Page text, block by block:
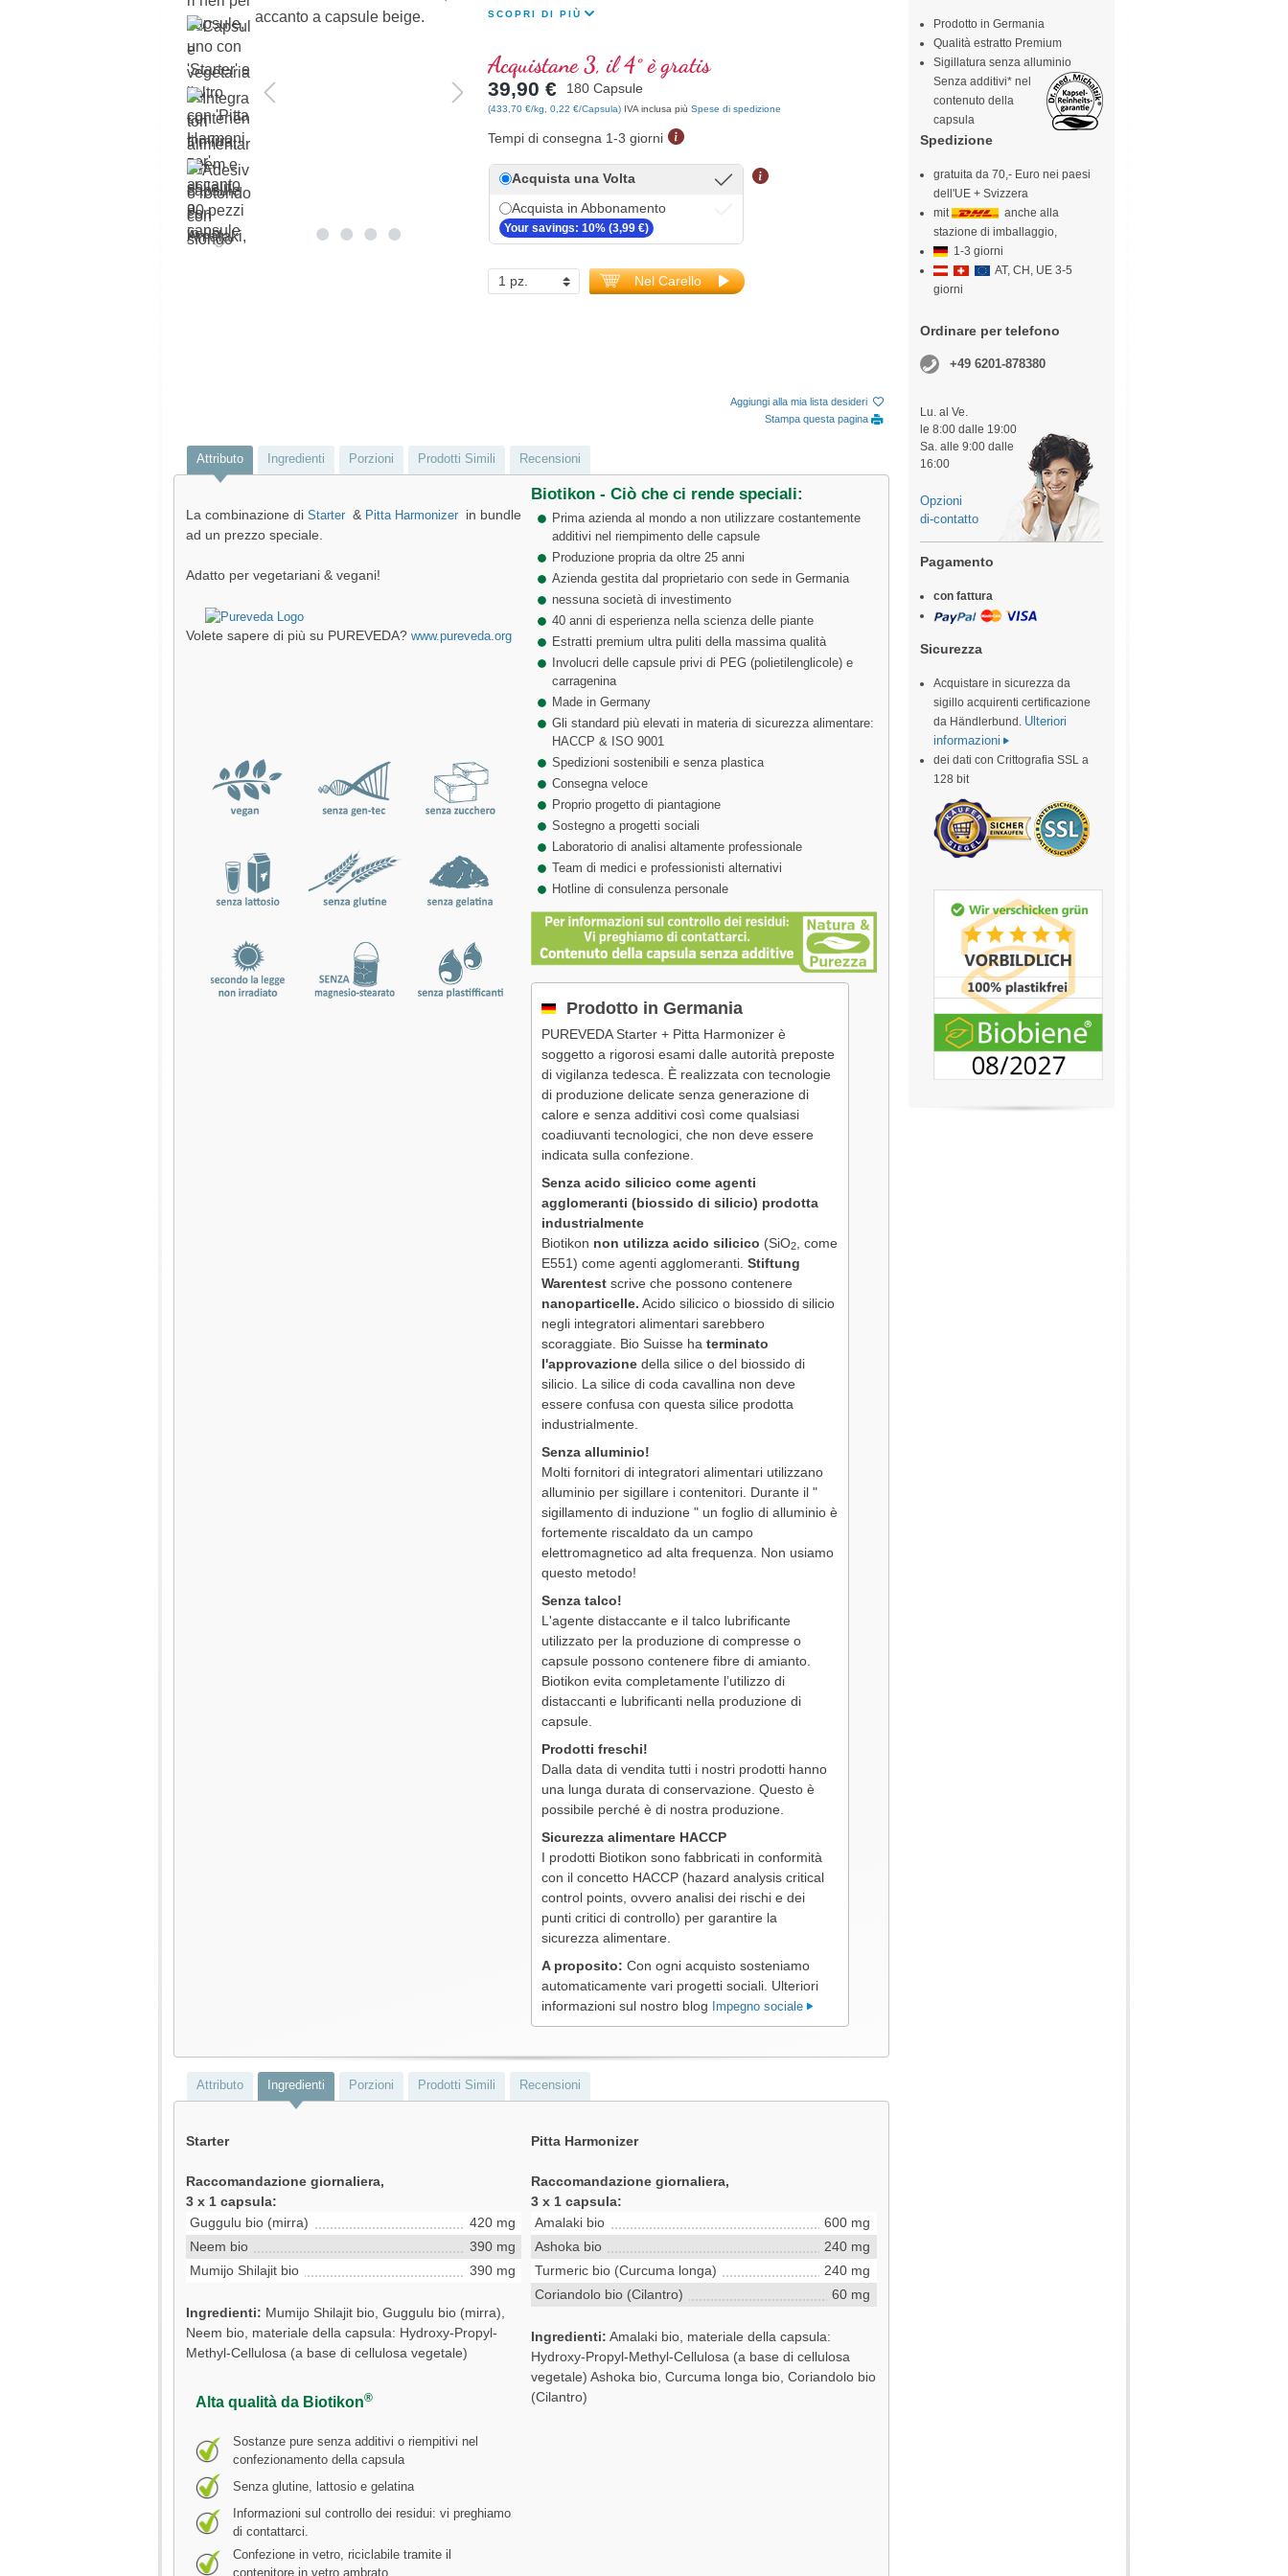
SCOPRI DI PIÙ
Acquistane 3, il 4° è gratis
39,90 € 180 Capsule
(433,70 €/kg, 0,22 €/Capsula) IVA inclusa più Spese di spedizione
Tempi di consegna 1-3 giorni
Acquista una Volta
Acquista in Abbonamento
Your savings: 10% (3,99 €)
Nel Carello
Aggiungi alla mia lista desideri
Stampa questa pagina
Attributo Ingredienti Porzioni Prodotti Simili Recensioni
La combinazione di Starter & Pitta Harmonizer in bundle
ad un prezzo speciale.
Adatto per vegetariani & vegani!
Volete sapere di più su PUREVEDA? www.pureveda.org
Biotikon - Ciò che ci rende speciali:
Prima azienda al mondo a non utilizzare costantemente
additivi nel riempimento delle capsule
Produzione propria da oltre 25 anni
Azienda gestita dal proprietario con sede in Germania
nessuna società di investimento
40 anni di esperienza nella scienza delle piante
Estratti premium ultra puliti della massima qualità
Involucri delle capsule privi di PEG (polietilenglicole) e
carragenina
Made in Germany
Gli standard più elevati in materia di sicurezza alimentare:
HACCP & ISO 9001
Spedizioni sostenibili e senza plastica
Consegna veloce
Proprio progetto di piantagione
Sostegno a progetti sociali
Laboratorio di analisi altamente professionale
Team di medici e professionisti alternativi
Hotline di consulenza personale
Prodotto in Germania
PUREVEDA Starter + Pitta Harmonizer è
soggetto a rigorosi esami dalle autorità preposte
di vigilanza tedesca. È realizzata con tecnologie
di produzione delicate senza generazione di
calore e senza additivi così come qualsiasi
coadiuvanti tecnologici, che non deve essere
indicata sulla confezione.
Senza acido silicico come agenti
agglomeranti (biossido di silicio) prodotta
industrialmente
Biotikon non utilizza acido silicico (SiO2
, come
E551) come agenti agglomeranti.Stiftung
Warentest scrive che possono contenere
nanoparticelle. Acido silicico o biossido di silicio
negli integratori alimentari sarebbero
scoraggiate. Bio Suisse haterminato
l'approvazione della silice o del biossido di
silicio. La silice di coda cavallina non deve
essere confusa con questa silice prodotta
industrialmente.
Senza alluminio!
Molti fornitori di integratori alimentari utilizzano
alluminio per sigillare i contenitori. Durante il "
sigillamento di induzione " un foglio di alluminio è
fortemente riscaldato da un campo
elettromagnetico ad alta frequenza. Non usiamo
questo metodo!
Senza talco!
L'agente distaccante e il talco lubrificante
utilizzato per la produzione di compresse o
capsule possono contenere fibre di amianto.
Biotikon evita completamente l’utilizzo di
distaccanti e lubrificanti nella produzione di
capsule.
Prodotti freschi!
Dalla data di vendita tutti i nostri prodotti hanno
una lunga durata di conservazione. Questo è
possibile perché è di nostra produzione.
Sicurezza alimentare HACCP
I prodotti Biotikon sono fabbricati in conformità
con il concetto HACCP (hazard analysis critical
control points, ovvero analisi dei rischi e dei
punti critici di controllo) per garantire la
sicurezza alimentare.
A proposito: Con ogni acquisto sosteniamo
automaticamente vari progetti sociali. Ulteriori
informazioni sul nostro blog Impegno sociale
Attributo Ingredienti Porzioni Prodotti Simili Recensioni
Starter
Raccomandazione giornaliera,
3 x 1 capsula:
Guggulu bio (mirra)
420 mg
Neem bio
390 mg
Mumijo Shilajit bio
390 mg
Ingredienti: Mumijo Shilajit bio, Guggulu bio (mirra),
Neem bio, materiale della capsula: Hydroxy-Propyl-
Methyl-Cellulosa (a base di cellulosa vegetale)
Alta qualità da Biotikon®
Sostanze pure senza additivi o riempitivi nel
confezionamento della capsula
Senza glutine, lattosio e gelatina
Informazioni sul controllo dei residui: vi preghiamo
di contattarci.
Confezione in vetro, riciclabile tramite il
contenitore in vetro ambrato
Pitta Harmonizer
Raccomandazione giornaliera,
3 x 1 capsula:
Amalaki bio
600 mg
Ashoka bio
240 mg
Turmeric bio (Curcuma longa)
240 mg
Coriandolo bio (Cilantro)
60 mg
Ingredienti: Amalaki bio, materiale della capsula:
Hydroxy-Propyl-Methyl-Cellulosa (a base di cellulosa
vegetale) Ashoka bio, Curcuma longa bio, Coriandolo bio
(Cilantro)
Prodotto in Germania
Qualità estratto Premium
Sigillatura senza alluminio
Senza additivi* nel
contenuto della
capsula
Spedizione
gratuita da 70,- Euro nei paesi
dell'UE + Svizzera
mit
anche alla
stazione di imballaggio,
1-3 giorni
AT, CH, UE 3-5
giorni
Ordinare per telefono
+49 6201-878380
Lu. al Ve.
le 8:00 dalle 19:00
Sa. alle 9:00 dalle
16:00
Opzioni
di-contatto
Pagamento
con fattura
Sicurezza
Acquistare in sicurezza da
sigillo acquirenti certificazione
da Händlerbund. Ulteriori
informazioni
dei dati con Crittografia SSL a
128 bit